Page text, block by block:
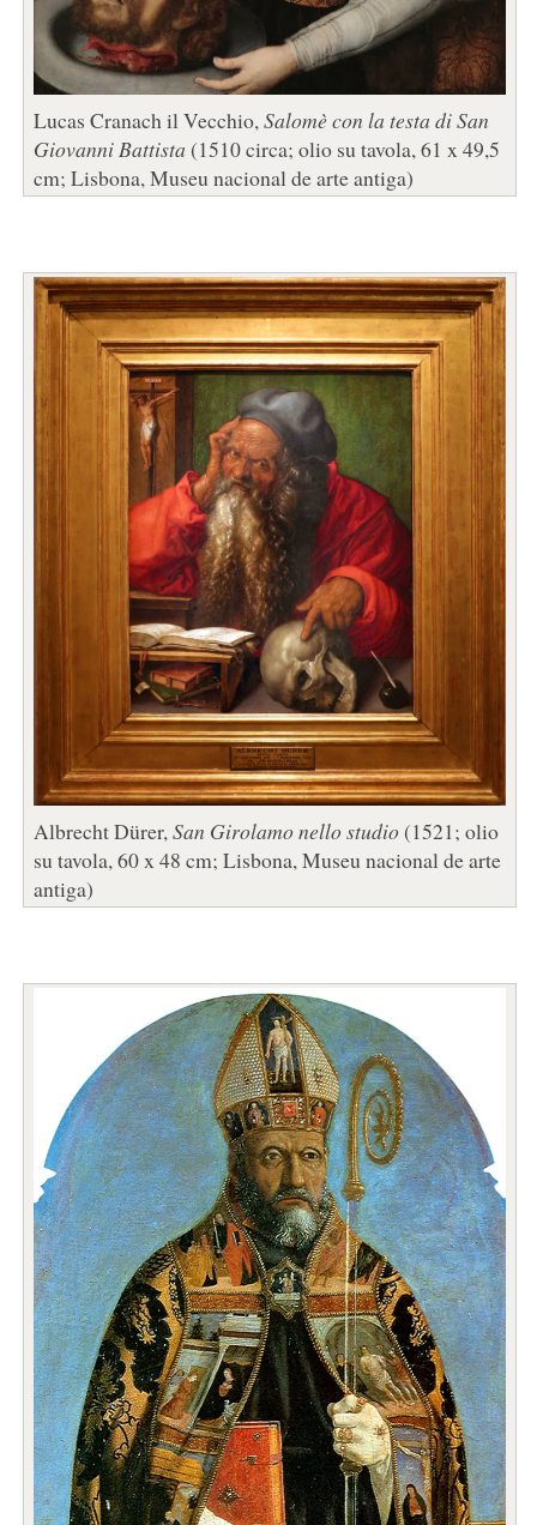
Lucas Cranach il Vecchio,Salomè con la testa di San
Giovanni Battista (1510 circa; olio su tavola, 61 x 49,5
cm; Lisbona, Museu nacional de arte antiga)
Albrecht Dürer,San Girolamo nello studio(1521; olio
su tavola, 60 x 48 cm; Lisbona, Museu nacional de arte
antiga)